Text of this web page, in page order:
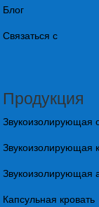
Блог
Связаться с
Продукция
Звукоизолирующая
Звукоизолирующая
Звукоизолирующая
Капсульная кровать